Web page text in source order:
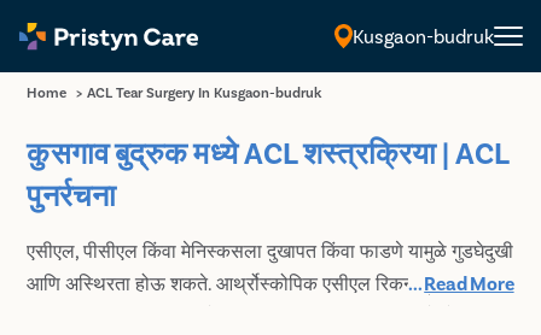
Kusgaon-budruk
Home > ACL Tear Surgery In Kusgaon-budruk
कुसगाव बुद्रुक मध्ये ACL शस्त्रक्रिया | ACL
पुनर्रचना
एसीएल, पीसीएल किंवा मेनिस्कसला दुखापत किंवा फाडणे यामुळे गुडघेदुखी
आणि अस्थिरता होऊ शकते. आर्थ्रोस्कोपिक एसीएल रिकन्स्ट्रक्‍शनमध्‍ये
...Read More